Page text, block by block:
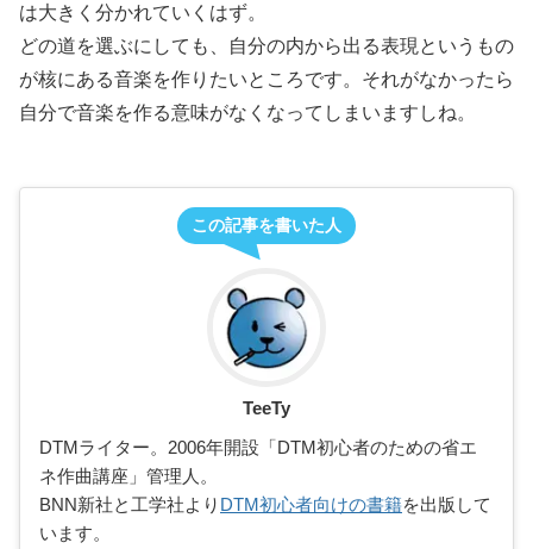
は大きく分かれていくはず。
どの道を選ぶにしても、自分の内から出る表現というもの
が核にある音楽を作りたいところです。それがなかったら
自分で音楽を作る意味がなくなってしまいますしね。
この記事を書いた人
TeeTy
DTMライター。2006年開設「DTM初心者のための省エ
ネ作曲講座」管理人。
BNN新社と工学社より DTM初心者向けの書籍を出版して
います。